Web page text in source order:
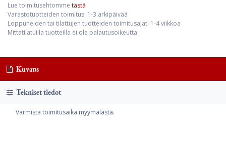
Lue toimitusehtomme tästä
Varastotuotteiden toimitus: 1-3 arkipäivää
Loppuneiden tai tilattujen tuotteiden toimitusajat: 1-4 viikkoa
Mittatilatuilla tuotteilla ei ole palautusoikeutta.
Kuvaus
Tekniset tiedot
Varmista toimitusaika myymälästä.